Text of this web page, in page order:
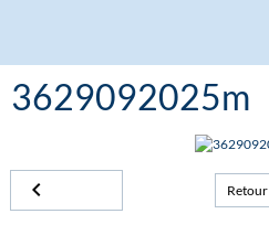
3629092025m
Retour